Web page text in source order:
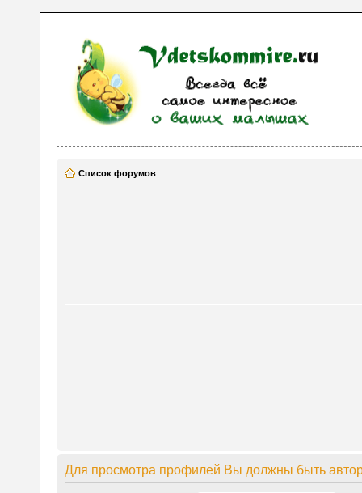
Список форумов
Для просмотра профилей Вы должны быть